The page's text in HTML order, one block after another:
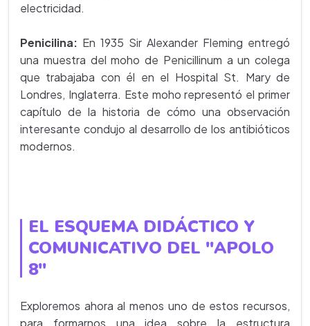
electricidad.
Penicilina: En 1935 Sir Alexander Fleming entregó
una muestra del moho de Penicillinum a un colega
que trabajaba con él en el Hospital St. Mary de
Londres, Inglaterra. Este moho representó el primer
capítulo de la historia de cómo una observación
interesante condujo al desarrollo de los antibióticos
modernos.
EL ESQUEMA DIDÁCTICO Y
COMUNICATIVO DEL "APOLO
8"
Exploremos ahora al menos uno de estos recursos,
para formarnos una idea sobre la estructura